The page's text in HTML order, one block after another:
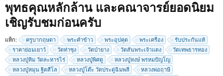
พุทธคุณหลักล้าน และคณาจารย์ยอดนิยม
เชิญรับชมก่อนครับ
แท็ก: ครูบากฤษดา พระคำข้าว พระอุปคุต พระเครื่อง
รับประกันแท้
ราคาย่อมเยาว์
วัดท่าซุง วัดป่ายาง วัดสันพระเจ้าแดง
วัดเทพธารทอง
หลวงปู่ทิม วัดละหารไร่
หลวงปู่พิศดู
หลวงปู่หงษ์ พรหมปัญโญ
หลวงปู่หมุน ฐิตสีโล
หลวงปู่โต๊ะ วัดประดู่ฉิมพลี
หลวงพ่อฤาษี
1 2 3 4 5 6 → 110 ถัดไป >